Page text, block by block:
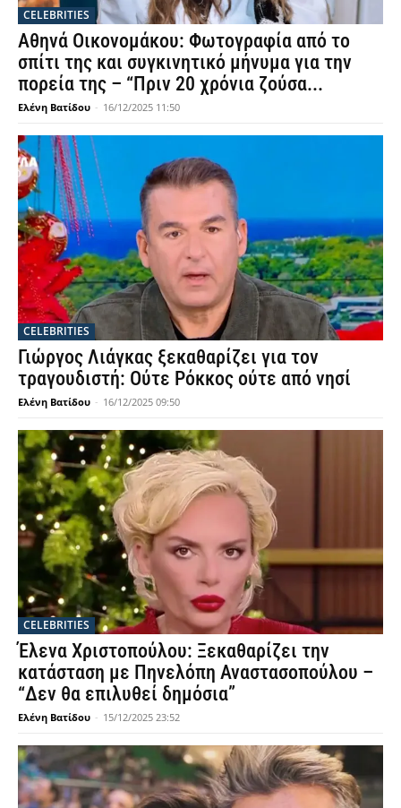
CELEBRITIES
Αθηνά Οικονομάκου: Φωτογραφία από το
σπίτι της και συγκινητικό μήνυμα για την
πορεία της – “Πριν 20 χρόνια ζούσα...
Ελένη Βατίδου - 16/12/2025 11:50
CELEBRITIES
Γιώργος Λιάγκας ξεκαθαρίζει για τον
τραγουδιστή: Ούτε Ρόκκος ούτε από νησί
Ελένη Βατίδου - 16/12/2025 09:50
CELEBRITIES
Έλενα Χριστοπούλου: Ξεκαθαρίζει την
κατάσταση με Πηνελόπη Αναστασοπούλου –
“Δεν θα επιλυθεί δημόσια”
Ελένη Βατίδου - 15/12/2025 23:52